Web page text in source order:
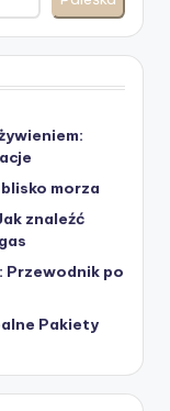
morza
znaleźć
Przewodnik po
Pakiety